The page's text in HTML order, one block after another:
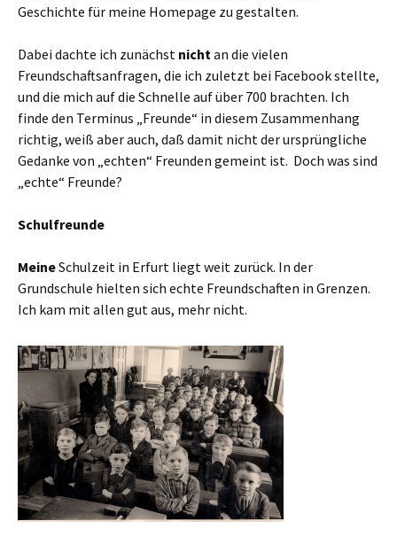
Geschichte für meine Homepage zu gestalten.
Dabei dachte ich zunächst nichtan die vielen
Freundschaftsanfragen, die ich zuletzt bei Facebook stellte,
und die mich auf die Schnelle auf über 700 brachten. Ich
finde den Terminus „Freunde“ in diesem Zusammenhang
richtig, weiß aber auch, daß damit nicht der ursprüngliche
Gedanke von „echten“ Freunden gemeint ist. Doch was sind
„echte“ Freunde?
Schulfreunde
MeineSchulzeit in Erfurt liegt weit zurück. In der
Grundschule hielten sich echte Freundschaften in Grenzen.
Ich kam mit allen gut aus, mehr nicht.